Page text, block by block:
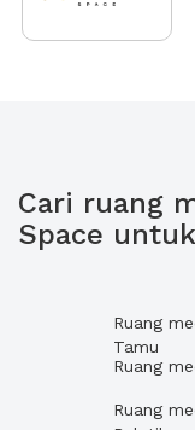
Cari ruang
Space
Ruang
Tamu
Ruang
Ruang